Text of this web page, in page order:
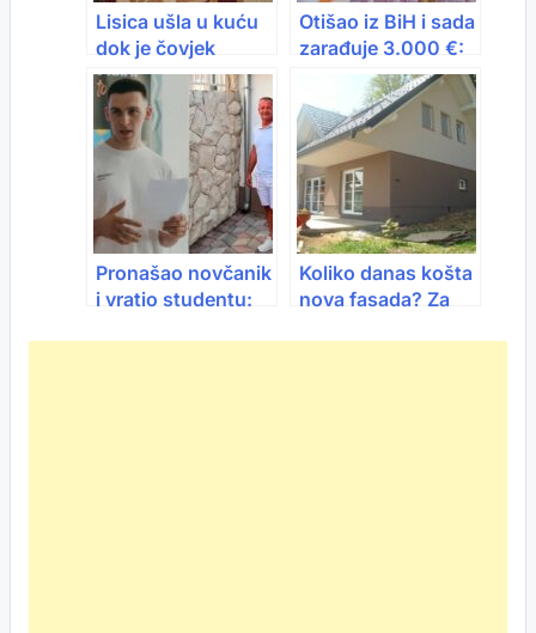
Lisica ušla u kuću
dok je čovjek
večerao: Uzela
meso i odnijela ga
svojim mladuncima
Otišao iz BiH i sada
zarađuje 3.000 €:
“Najteže mi je bilo
prvih 30 dana”
Pronašao novčanik
i vratio studentu:
Koliko danas košta
nova fasada? Za